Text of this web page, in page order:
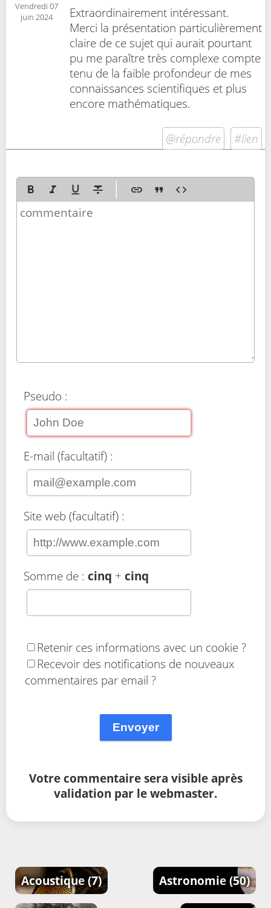
Vendredi 07
juin 2024
Extraordinairement intéressant.
Merci la présentation particulièrement
claire de ce sujet qui aurait pourtant
pu me paraître très complexe compte
tenu de la faible profondeur de mes
connaissances scientifiques et plus
encore mathématiques.
@répondre #lien
Pseudo :
E-mail (facultatif) :
Site web (facultatif) :
Somme de : cinq + cinq
Retenir ces informations avec un cookie ?
Recevoir des notifications de nouveaux
commentaires par email ?
Envoyer
Votre commentaire sera visible après
validation par le webmaster.
Acoustique(7) Astronomie (50)